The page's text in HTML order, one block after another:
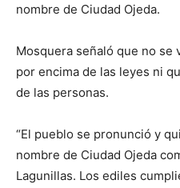
nombre de Ciudad Ojeda.
Mosquera señaló que no se
por encima de las leyes ni
de las personas.
“El pueblo se pronunció y
nombre de Ciudad Ojeda
Lagunillas. Los ediles